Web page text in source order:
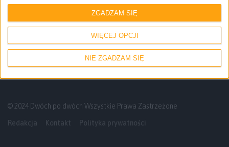
do tej witryny. Możesz w dowolnym momencie zmienić swoje
preferencje lub wycofać zgodę, wracając na tę stronę i klikając
przycisk "Prywatność" na dole strony.
WIĘCEJ OPCJI
NIE ZGADZAM SIĘ
ZGADZAM SIĘ
Android 4.4.4 KitKat trafia na pokład
Samsunga Galaxy S III Neo (wersja z dual
© 2024 Dwóch po dwóch Wszystkie Prawa Zastrzeżone
Redakcja Kontakt Polityka prywatności